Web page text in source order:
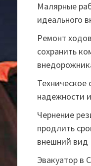
Малярные
идеального
Ремонт
сохранить
Техническое
надежности
Чернение
продлить
внешний вид
Эвакуатор в